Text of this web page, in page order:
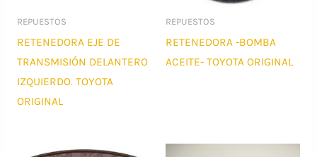
REPUESTOS
RETENEDORA EJE DE
TRANSMISIÓN DELANTERO
IZQUIERDO. TOYOTA
ORIGINAL
REPUESTOS
RETENEDORA -BOMBA
ACEITE- TOYOTA ORIGINAL